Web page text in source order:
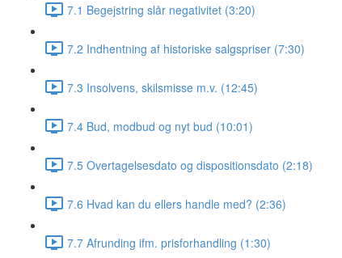
7.1 Begejstring slår negativitet (3:20)
7.2 Indhentning af historiske salgspriser (7:30)
7.3 Insolvens, skilsmisse m.v. (12:45)
7.4 Bud, modbud og nyt bud (10:01)
7.5 Overtagelsesdato og dispositionsdato (2:18)
7.6 Hvad kan du ellers handle med? (2:36)
7.7 Afrunding ifm. prisforhandling (1:30)